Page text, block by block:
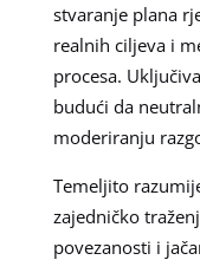
stvaranje plana
realnih ciljeva i
procesa.
budući da
moderiranju
Temeljito
zajedničko
povezanosti i